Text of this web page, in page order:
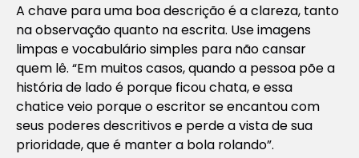
A chave para uma boa descrição é a clareza, tanto
na observação quanto na escrita. Use imagens
limpas e vocabulário simples para não cansar
quem lê. “Em muitos casos, quando a pessoa põe a
história de lado é porque ficou chata, e essa
chatice veio porque o escritor se encantou com
seus poderes descritivos e perde a vista de sua
prioridade, que é manter a bola rolando”.